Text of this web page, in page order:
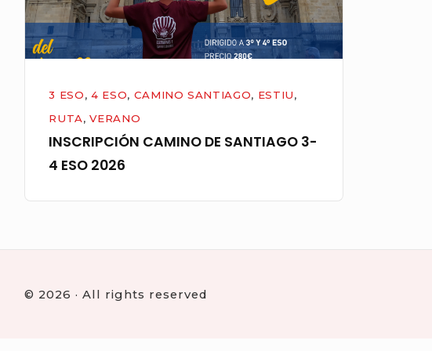
2026
3 ESO, 4 ESO, CAMINO SANTIAGO, ESTIU,
RUTA,VERANO
INSCRIPCIÓN CAMINO DE SANTIAGO 3-
4 ESO 2026
© 2026 · All rights reserved